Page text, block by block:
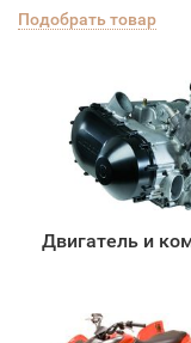
Подобрать товар
Двигатель и